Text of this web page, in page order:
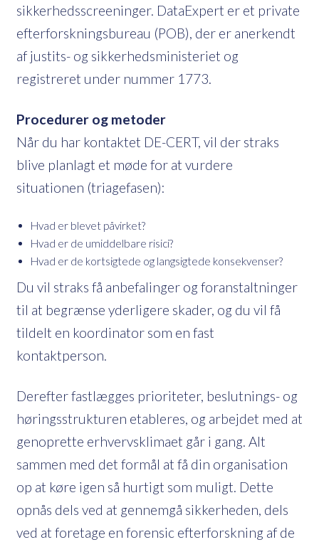
sikkerhedsscreeninger. DataExpert er et private
efterforskningsbureau (POB), der er anerkendt
af justits- og sikkerhedsministeriet og
registreret under nummer 1773.
Procedurer og metoder
Når du har kontaktet DE-CERT, vil der straks
blive planlagt et møde for at vurdere
situationen (triagefasen):
Hvad er blevet påvirket?
Hvad er de umiddelbare risici?
Hvad er de kortsigtede og langsigtede konsekvenser?
Du vil straks få anbefalinger og foranstaltninger
til at begrænse yderligere skader, og du vil få
tildelt en koordinator som en fast
kontaktperson.
Derefter fastlægges prioriteter, beslutnings- og
høringsstrukturen etableres, og arbejdet med at
genoprette erhvervsklimaet går i gang. Alt
sammen med det formål at få din organisation
op at køre igen så hurtigt som muligt. Dette
opnås dels ved at gennemgå sikkerheden, dels
ved at foretage en forensic efterforskning af de